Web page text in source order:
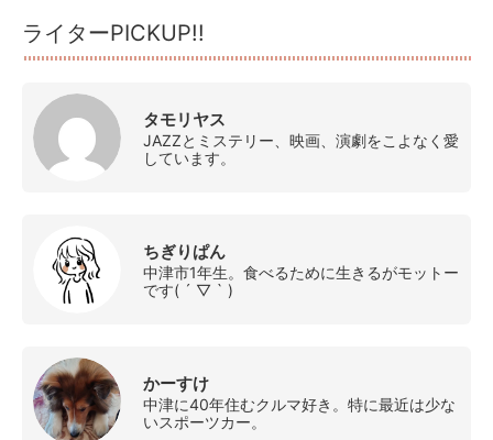
ライターPICKUP!!
タモリヤス
JAZZとミステリー、映画、演劇をこよなく愛
しています。
ちぎりぱん
中津市1年生。食べるために生きるがモットー
です( ´ ▽ ` )
かーすけ
中津に40年住むクルマ好き。特に最近は少な
いスポーツカー。